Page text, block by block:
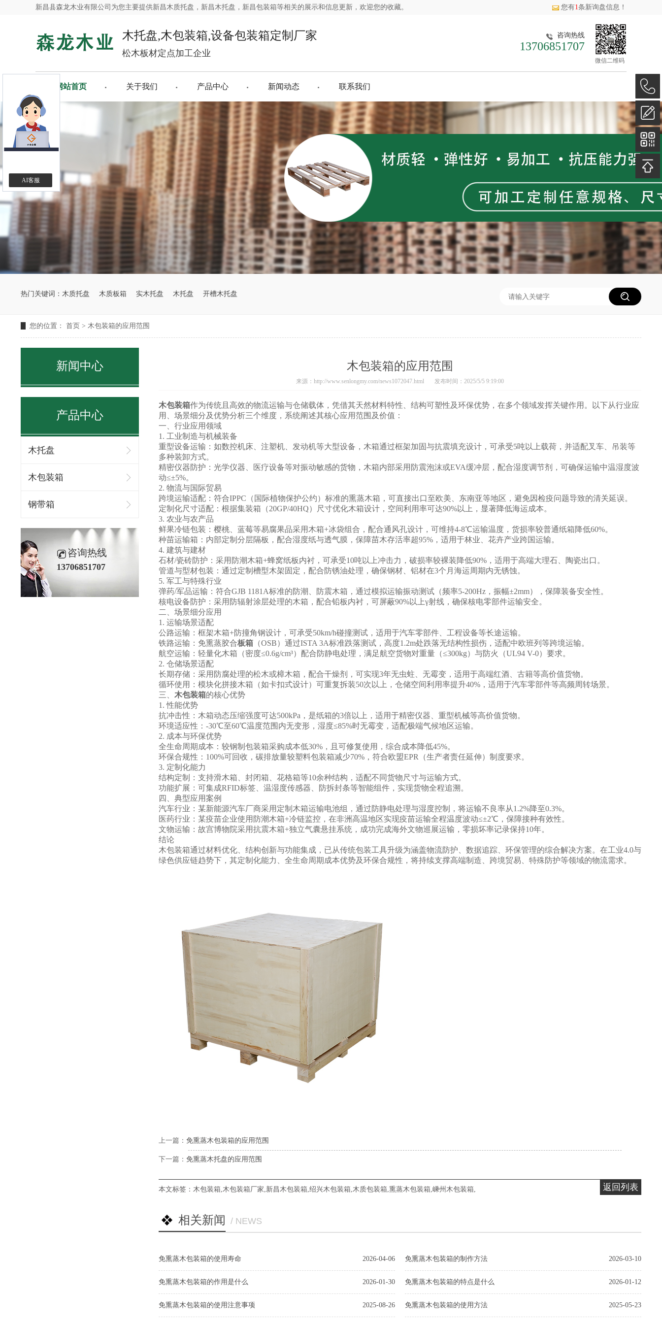
新昌县森龙木业有限公司为您主要提供新昌木质托盘 ，新昌木托盘，新昌包装箱等相关的展示和信息更新，欢迎您的收藏。 您有1条新询盘信息！
木托盘,木包装箱,设备包装箱定制厂家
松木板材定点加工企业
咨询热线
13706851707
微信二维码
网站首页 关于我们 产品中心 新闻动态 联系我们
热门关键词： 木质托盘 木质板箱 实木托盘 木托盘 开槽木托盘
您的位置： 首页 > 木包装箱的应用范围
新闻中心
产品中心
木托盘
木包装箱
钢带箱
咨询热线
13706851707
木包装箱的应用范围
来源：http://www.senlongmy.com/news1072047.html 发布时间：2025/5/5 9:19:00
木包装箱作为传统且高效的物流运输与仓储载体，凭借其天然材料特性、结构可塑性及环保优势，在多个领域发挥关键作用。以下从行业应
用、场景细分及优势分析三个维度，系统阐述其核心应用范围及价值：
一、行业应用领域
1. 工业制造与机械装备
重型设备运输：如数控机床、注塑机、发动机等大型设备，木箱通过框架加固与抗震填充设计，可承受5吨以上载荷，并适配叉车、吊装等
多种装卸方式。
精密仪器防护：光学仪器、医疗设备等对振动敏感的货物，木箱内部采用防震泡沫或EVA缓冲层，配合湿度调节剂，可确保运输中温湿度波
动≤±5%。
2. 物流与国际贸易
跨境运输适配：符合IPPC（国际植物保护公约）标准的熏蒸木箱，可直接出口至欧美、东南亚等地区，避免因检疫问题导致的清关延误。
定制化尺寸适配：根据集装箱（20GP/40HQ）尺寸优化木箱设计，空间利用率可达90%以上，显著降低海运成本。
3. 农业与农产品
鲜果冷链包装：樱桃、蓝莓等易腐果品采用木箱+冰袋组合，配合通风孔设计，可维持4-8℃运输温度，货损率较普通纸箱降低60%。
种苗运输箱：内部定制分层隔板，配合湿度纸与透气膜，保障苗木存活率超95%，适用于林业、花卉产业跨国运输。
4. 建筑与建材
石材/瓷砖防护：采用防潮木箱+蜂窝纸板内衬，可承受10吨以上冲击力，破损率较裸装降低90%，适用于高端大理石、陶瓷出口。
管道与型材包装：通过定制槽型木架固定，配合防锈油处理，确保钢材、铝材在3个月海运周期内无锈蚀。
5. 军工与特殊行业
弹药/军品运输：符合GJB 1181A标准的防潮、防震木箱，通过模拟运输振动测试（频率5-200Hz，振幅±2mm），保障装备安全性。
核电设备防护：采用防辐射涂层处理的木箱，配合铅板内衬，可屏蔽90%以上γ射线，确保核电零部件运输安全。
二、场景细分应用
1. 运输场景适配
公路运输：框架木箱+防撞角钢设计，可承受50km/h碰撞测试，适用于汽车零部件、工程设备等长途运输。
铁路运输：免熏蒸胶合板箱 （OSB）通过ISTA 3A标准跌落测试，高度1.2m处跌落无结构性损伤，适配中欧班列等跨境运输。
航空运输：轻量化木箱（密度≤0.6g/cm³）配合防静电处理，满足航空货物对重量（≤300kg）与防火（UL94 V-0）要求。
2. 仓储场景适配
长期存储：采用防腐处理的松木或樟木箱，配合干燥剂，可实现3年无虫蛀、无霉变，适用于高端红酒、古籍等高价值货物。
循环使用：模块化拼接木箱（如卡扣式设计）可重复拆装50次以上，仓储空间利用率提升40%，适用于汽车零部件等高频周转场景。
三、 木包装箱的核心优势
1. 性能优势
抗冲击性：木箱动态压缩强度可达500kPa，是纸箱的3倍以上，适用于精密仪器、重型机械等高价值货物。
环境适应性：-30℃至60℃温度范围内无变形，湿度≤85%时无霉变，适配极端气候地区运输。
2. 成本与环保优势
全生命周期成本：较钢制包装箱采购成本低30%，且可修复使用，综合成本降低45%。
环保合规性：100%可回收，碳排放量较塑料包装箱减少70%，符合欧盟EPR（生产者责任延伸）制度要求。
3. 定制化能力
结构定制：支持滑木箱、封闭箱、花格箱等10余种结构，适配不同货物尺寸与运输方式。
功能扩展：可集成RFID标签、温湿度传感器、防拆封条等智能组件，实现货物全程追溯。
四、典型应用案例
汽车行业：某新能源汽车厂商采用定制木箱运输电池组，通过防静电处理与湿度控制，将运输不良率从1.2%降至0.3%。
医药行业：某疫苗企业使用防潮木箱+冷链监控，在非洲高温地区实现疫苗运输全程温度波动≤±2℃，保障接种有效性。
文物运输：故宫博物院采用抗震木箱+独立气囊悬挂系统，成功完成海外文物巡展运输，零损坏率记录保持10年。
结论
木包装箱通过材料优化、结构创新与功能集成，已从传统包装工具升级为涵盖物流防护、数据追踪、环保管理的综合解决方案。在工业4.0与
绿色供应链趋势下，其定制化能力、全生命周期成本优势及环保合规性，将持续支撑高端制造、跨境贸易、特殊防护等领域的物流需求。
上一篇： 免熏蒸木包装箱的应用范围
下一篇： 免熏蒸木托盘的应用范围
返回列表
本文标签： 木包装箱,木包装箱厂家,新昌木包装箱,绍兴木包装箱,木质包装箱,熏蒸木包装箱,嵊州木包装箱,
相关新闻 / NEWS
2026-04-06
免熏蒸木包装箱的使用寿命 2026-03-10
免熏蒸木包装箱的制作方法
2026-01-30
免熏蒸木包装箱的作用是什么 2026-01-12
免熏蒸木包装箱的特点是什么
2025-08-26
免熏蒸木包装箱的使用注意事项 2025-05-23
免熏蒸木包装箱的使用方法
AI客服